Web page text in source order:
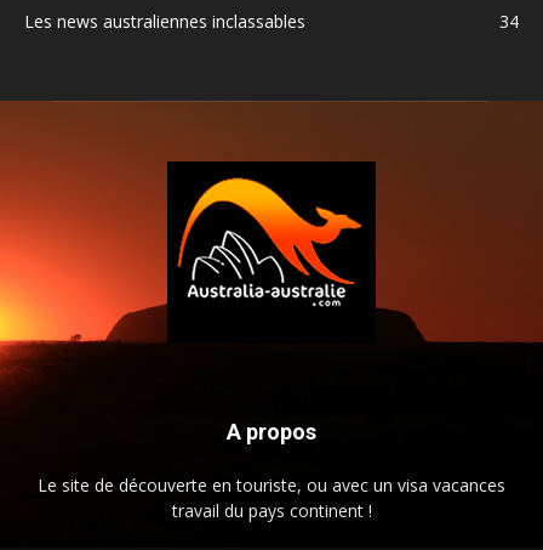
Les news australiennes inclassables
34
A propos
Le site de découverte en touriste, ou avec un visa vacances
travail du pays continent !